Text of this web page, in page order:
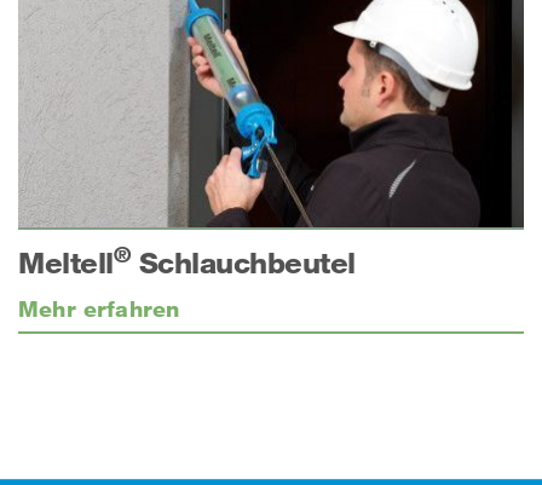
Meltell®Schlauchbeutel
Mehr erfahren